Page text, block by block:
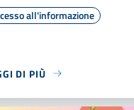
all'informazione
DI PIÙ